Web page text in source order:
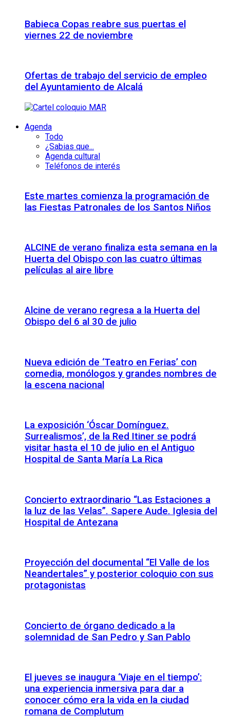
Babieca Copas reabre sus puertas el
viernes 22 de noviembre
Ofertas de trabajo del servicio de empleo
del Ayuntamiento de Alcalá
Agenda
Todo
¿Sabias que...
Agenda cultural
Teléfonos de interés
Este martes comienza la programación de
las Fiestas Patronales de los Santos Niños
ALCINE de verano finaliza esta semana en la
Huerta del Obispo con las cuatro últimas
películas al aire libre
Alcine de verano regresa a la Huerta del
Obispo del 6 al 30 de julio
Nueva edición de ‘Teatro en Ferias’ con
comedia, monólogos y grandes nombres de
la escena nacional
La exposición ‘Óscar Domínguez.
Surrealismos’, de la Red Itiner se podrá
visitar hasta el 10 de julio en el Antiguo
Hospital de Santa María La Rica
Concierto extraordinario “Las Estaciones a
la luz de las Velas”. Sapere Aude. Iglesia del
Hospital de Antezana
Proyección del documental “El Valle de los
Neandertales” y posterior coloquio con sus
protagonistas
Concierto de órgano dedicado a la
solemnidad de San Pedro y San Pablo
El jueves se inaugura ‘Viaje en el tiempo’:
una experiencia inmersiva para dar a
conocer cómo era la vida en la ciudad
romana de Complutum